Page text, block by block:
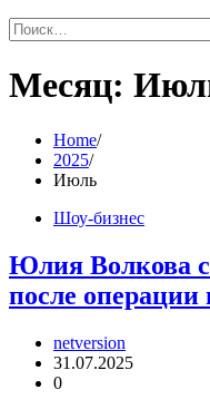
Найти:
Месяц:
Home
2025
Июль
Шоу-бизнес
Юлия Волкова
после операции
netversion
31.07.2025
0